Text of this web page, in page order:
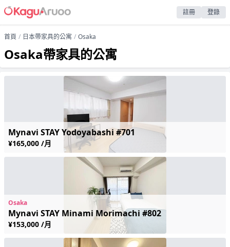
註冊 登錄
首頁 日本帶家具的公寓 Osaka
Osaka帶家具的公寓
Mynavi STAY Yodoyabashi #701
¥165,000 /月
Osaka
Mynavi STAY Minami Morimachi #802
¥153,000 /月